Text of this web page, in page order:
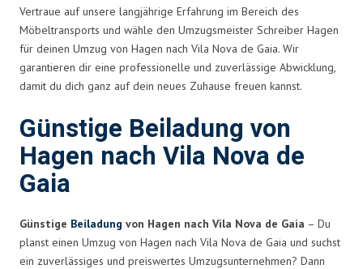
Vertraue auf unsere langjährige Erfahrung im Bereich des
Möbeltransports und wähle den Umzugsmeister Schreiber Hagen
für deinen Umzug von Hagen nach Vila Nova de Gaia. Wir
garantieren dir eine professionelle und zuverlässige Abwicklung,
damit du dich ganz auf dein neues Zuhause freuen kannst.
Günstige Beiladung von
Hagen nach Vila Nova de
Gaia
Günstige Beiladung von Hagen nach Vila Nova de Gaia – Du
planst einen Umzug von Hagen nach Vila Nova de Gaia und suchst
ein zuverlässiges und preiswertes Umzugsunternehmen? Dann